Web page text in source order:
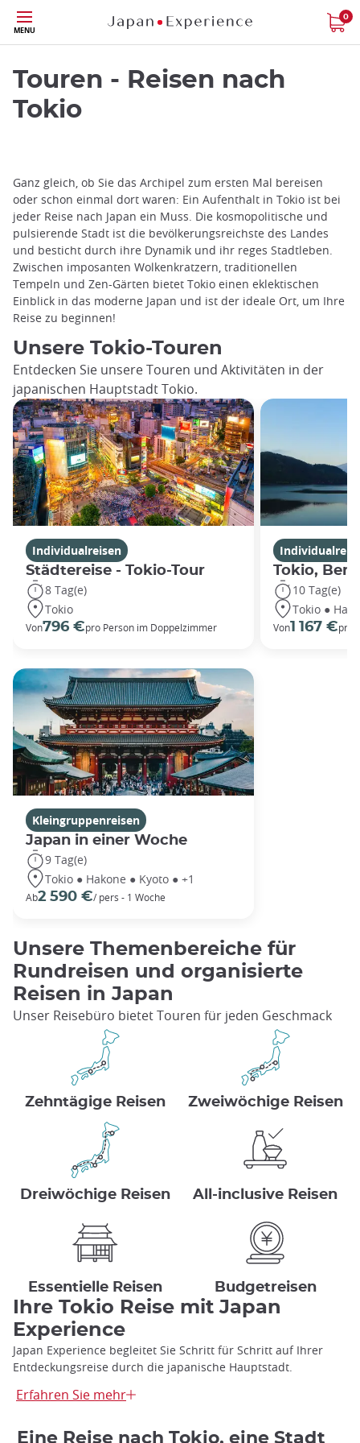
Größe
MENU
0
Touren - Reisen nach
Tokio
Ganz gleich, ob Sie das Archipel zum ersten Mal bereisen
oder schon einmal dort waren: Ein Aufenthalt in Tokio ist bei
jeder Reise nach Japan ein Muss. Die kosmopolitische und
pulsierende Stadt ist die bevölkerungsreichste des Landes
und besticht durch ihre Dynamik und ihr reges Stadtleben.
Zwischen imposanten Wolkenkratzern, traditionellen
Tempeln und Zen-Gärten bietet Tokio einen eklektischen
Einblick in das moderne Japan und ist der ideale Ort, um Ihre
Reise zu beginnen!
Unsere Tokio-Touren
Entdecken Sie unsere Touren und Aktivitäten in der
japanischen Hauptstadt Tokio.
Individualreisen
Städtereise - Tokio-Tour
8 Tag(e)
Tokio
Von796 €pro Person im Doppelzimmer
Tokio,
10 Tag(e)
Tokio ●
Von1 167 €pro
Kleingruppenreisen
Japan in einer Woche
9 Tag(e)
Tokio ● Hakone ● Kyoto ● +1
Ab2 590 €/ pers - 1 Woche
Unsere Themenbereiche für
Rundreisen und organisierte
Reisen in Japan
Unser Reisebüro bietet Touren für jeden Geschmack
Zehntägige Reisen Zweiwöchige Reisen
Dreiwöchige Reisen All-inclusive Reisen
Essentielle Reisen Budgetreisen
Ihre Tokio Reise mit Japan
Experience
Japan Experience begleitet Sie Schritt für Schritt auf Ihrer
Entdeckungsreise durch die japanische Hauptstadt.
Wir begrüßen Sie bei Ihrer Ankunft am Flughafen und
Erfahren Sie mehr
Eine Reise nach Tokio, eine Stadt